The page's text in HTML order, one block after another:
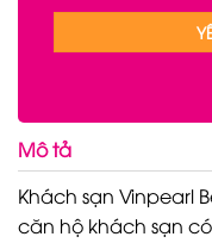
Mô tả
Khách sạn Vinpearl
căn hộ khách sạn